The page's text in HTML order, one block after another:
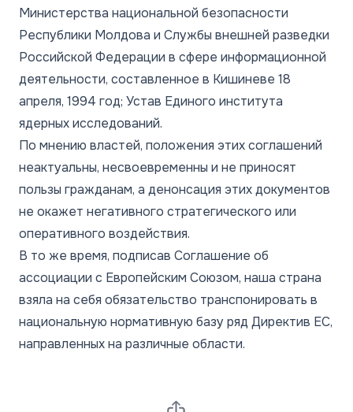
Министерства национальной безопасности
Республики Молдова и Службы внешней разведки
Российской Федерации в сфере информационной
деятельности, составленное в Кишиневе 18
апреля, 1994 год; Устав Единого института
ядерных исследований.
По мнению властей, положения этих соглашений
неактуальны, несвоевременны и не приносят
пользы гражданам, а денонсация этих документов
не окажет негативного стратегического или
оперативного воздействия.
В то же время, подписав Соглашение об
ассоциации с Европейским Союзом, наша страна
взяла на себя обязательство транспонировать в
национальную нормативную базу ряд Директив ЕС,
направленных на различные области.